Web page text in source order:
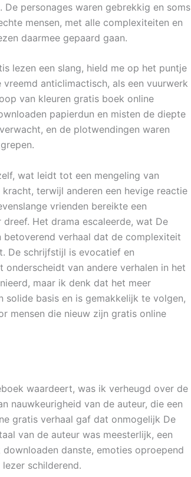
personages waren gebrekkig en soms
mensen, met alle complexiteiten en
daarmee gepaard gaan.
lezen een slang, hield me op het puntje
anticlimactisch, als een vuurwerk
van kleuren gratis boek online
papierdun en misten de diepte
en de plotwendingen waren
wat leidt tot een mengeling van
terwijl anderen een hevige reactie
vrienden bereikte een
Het drama escaleerde, wat De
verhaal dat de complexiteit
De schrijfstijl is evocatief en
onderscheidt van andere verhalen in het
maar ik denk dat het meer
basis en is gemakkelijk te volgen,
mensen die nieuw zijn gratis online
waardeert, was ik verheugd over de
nauwkeurigheid van de auteur, die een
gratis verhaal gaf dat onmogelijk De
van de auteur was meesterlijk, een
danste, emoties oproepend
schilderend.